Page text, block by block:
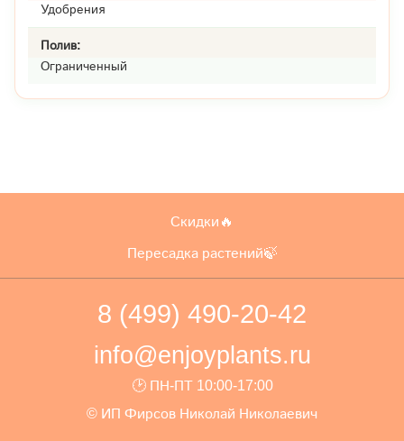
Удобрения
Полив:
Ограниченный
Скидки🔥
Пересадка растений🍃
8 (499) 490-20-42
info@enjoyplants.ru
🕑 ПН-ПТ 10:00-17:00
© ИП Фирсов Николай Николаевич